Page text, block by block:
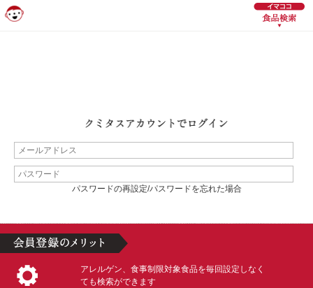
パスワードの再設定/パスワードを忘れた場合
アレルゲン、食事制限対象食品を毎回設定しなく
ても検索ができます